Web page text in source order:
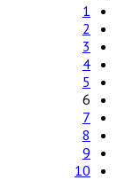
1
2
3
4
5
6
7
8
9
10